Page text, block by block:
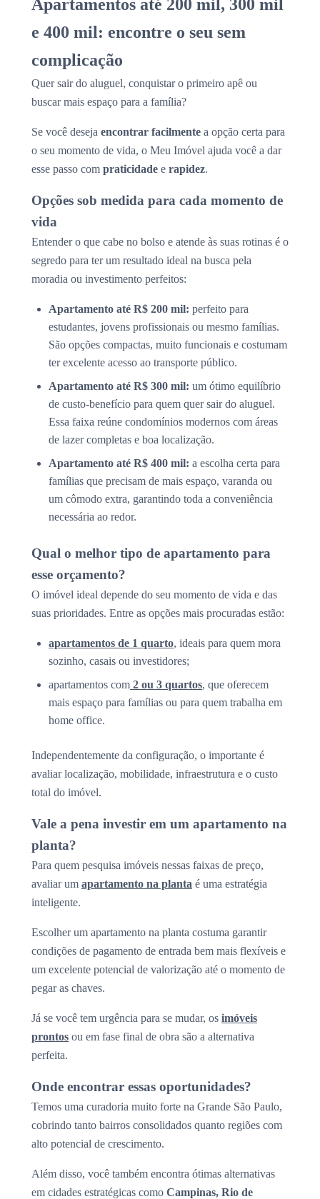
Apartamentos até 200 mil, 300 mil
e 400 mil: encontre o seu sem
complicação
Quer sair do aluguel, conquistar o primeiro apê ou
buscar mais espaço para a família?
Se você deseja encontrar facilmente a opção certa para
o seu momento de vida, o Meu Imóvel ajuda você a dar
esse passo com praticidade e rapidez.
Opções sob medida para cada momento de
vida
Entender o que cabe no bolso e atende às suas rotinas é o
segredo para ter um resultado ideal na busca pela
moradia ou investimento perfeitos:
Apartamento até R$ 200 mil: perfeito para
estudantes, jovens profissionais ou mesmo famílias.
São opções compactas, muito funcionais e costumam
ter excelente acesso ao transporte público.
Apartamento até R$ 300 mil: um ótimo equilíbrio
de custo-benefício para quem quer sair do aluguel.
Essa faixa reúne condomínios modernos com áreas
de lazer completas e boa localização.
Apartamento até R$ 400 mil: a escolha certa para
famílias que precisam de mais espaço, varanda ou
um cômodo extra, garantindo toda a conveniência
necessária ao redor.
Qual o melhor tipo de apartamento para
esse orçamento?
O imóvel ideal depende do seu momento de vida e das
suas prioridades. Entre as opções mais procuradas estão:
apartamentos de 1 quarto, ideais para quem mora
sozinho, casais ou investidores;
apartamentos com 2 ou 3 quartos, que oferecem
mais espaço para famílias ou para quem trabalha em
home office.
Independentemente da configuração, o importante é
avaliar localização, mobilidade, infraestrutura e o custo
total do imóvel.
Vale a pena investir em um apartamento na
planta?
Para quem pesquisa imóveis nessas faixas de preço,
avaliar um apartamento na planta é uma estratégia
inteligente.
Escolher um apartamento na planta costuma garantir
condições de pagamento de entrada bem mais flexíveis e
um excelente potencial de valorização até o momento de
pegar as chaves.
Já se você tem urgência para se mudar, os imóveis
prontos ou em fase final de obra são a alternativa
perfeita.
Onde encontrar essas oportunidades?
Temos uma curadoria muito forte na Grande São Paulo,
cobrindo tanto bairros consolidados quanto regiões com
alto potencial de crescimento.
Além disso, você também encontra ótimas alternativas
em cidades estratégicas como Campinas, Rio de